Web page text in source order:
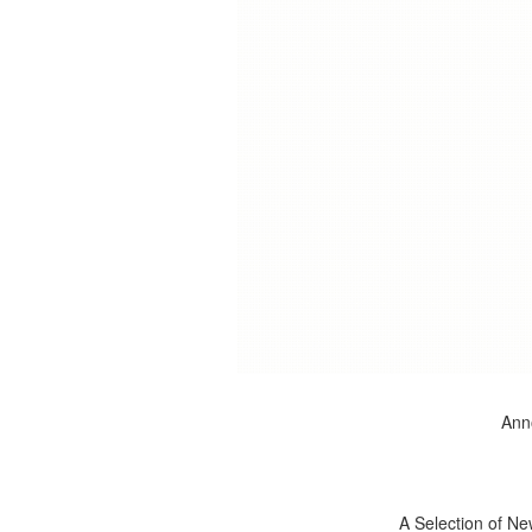
A Selection of